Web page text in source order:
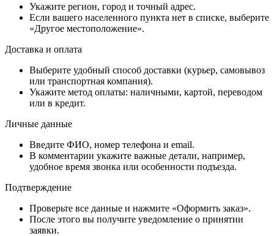
Укажите регион, город и точный адрес.
Если вашего населенного пункта нет в списке, выберите
«Другое местоположение».
Доставка и оплата
Выберите удобный способ доставки (курьер, самовывоз
или транспортная компания).
Укажите метод оплаты: наличными, картой, переводом
или в кредит.
Личные данные
Введите ФИО, номер телефона и email.
В комментарии укажите важные детали, например,
удобное время звонка или особенности подъезда.
Подтверждение
Проверьте все данные и нажмите «Оформить заказ».
После этого вы получите уведомление о принятии
заявки.